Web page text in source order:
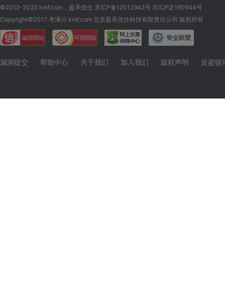
©2012-2020 kmf.com，盈禾优仕 京ICP备12012942号 京ICP证160944号
Copyright©2017 考满分 kmf.com 北京盈禾优仕科技有限责任公司 版权所有
漏洞提交 帮助中心 关于我们 加入我们 版权声明 反盗链